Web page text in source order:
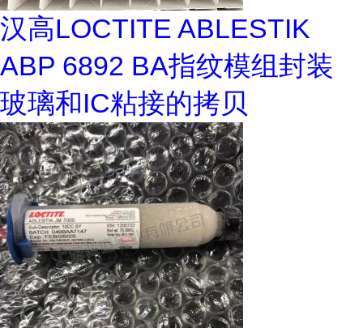
汉高LOCTITE ABLESTIK
ABP 6892 BA指纹模组封装
玻璃和IC粘接的拷贝